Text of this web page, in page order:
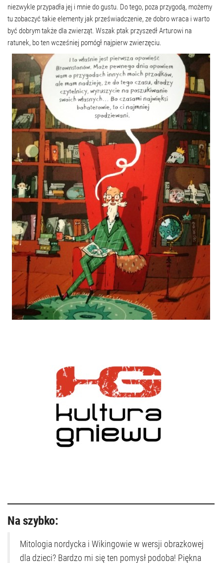
niezwykle przypadła jej i mnie do gustu. Do tego, poza przygodą, możemy
tu zobaczyć takie elementy jak przeświadczenie, ze dobro wraca i warto
być dobrym także dla zwierząt. Wszak ptak przyszedł Arturowi na
ratunek, bo ten wcześniej pomógł najpierw zwierzęciu.
Na szybko:
Mitologia nordycka i Wikingowie w wersji obrazkowej
dla dzieci? Bardzo mi się ten pomysł podoba! Piękna